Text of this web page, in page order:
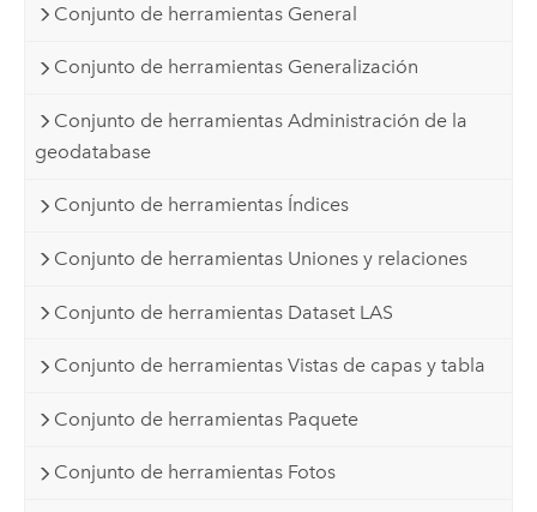
Conjunto de herramientas General
Conjunto de herramientas Generalización
Conjunto de herramientas Administración de la
geodatabase
Conjunto de herramientas Índices
Conjunto de herramientas Uniones y relaciones
Conjunto de herramientas Dataset LAS
Conjunto de herramientas Vistas de capas y tabla
Conjunto de herramientas Paquete
Conjunto de herramientas Fotos